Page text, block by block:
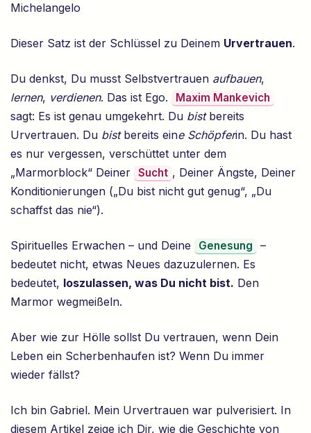
Michelangelo
Dieser Satz ist der Schlüssel zu Deinem Urvertrauen.
Du denkst, Du musst Selbstvertrauen aufbauen,
lernen, verdienen. Das ist Ego. Maxim Mankevich
sagt: Es ist genau umgekehrt. Du bistbereits
Urvertrauen. Du bistbereits eine Schöpferin. Du hast
es nur vergessen, verschüttet unter dem
„Marmorblock“ Deiner Sucht , Deiner Ängste, Deiner
Konditionierungen („Du bist nicht gut genug“, „Du
schaffst das nie“).
Spirituelles Erwachen – und Deine Genesung
–
bedeutet nicht, etwas Neues dazuzulernen. Es
bedeutet, loszulassen, was Du nicht bist. Den
Marmor wegmeißeln.
Aber wie zur Hölle sollst Du vertrauen, wenn Dein
Leben ein Scherbenhaufen ist? Wenn Du immer
wieder fällst?
Ich bin Gabriel. Mein Urvertrauen war pulverisiert. In
diesem Artikel zeige ich Dir, wie die Geschichte von